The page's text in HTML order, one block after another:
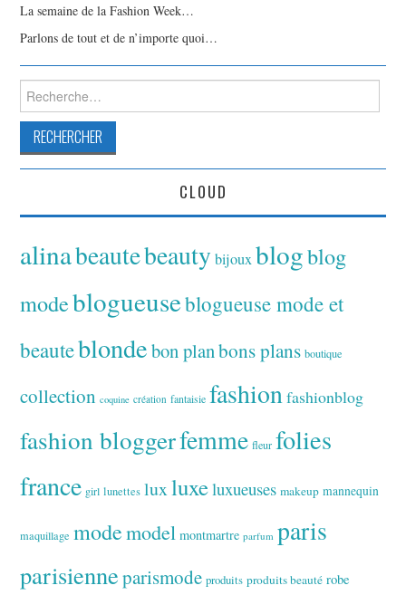
La semaine de la Fashion Week…
Parlons de tout et de n’importe quoi…
CLOUD
alinabeautebeauty bijoux blogblog
modeblogueuseblogueuse mode et
beauteblondebon planbons plans boutique
collection coquine création fantaisie fashionfashionblog
fashion bloggerfemme fleur folies
france girl lunettes luxluxeluxueuses makeup mannequin
maquillage modemodel montmartre parfum paris
parisienneparismode produits produits beauté robe